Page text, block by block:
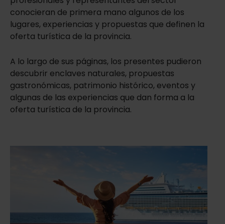
conocieran de primera mano algunos de los
lugares, experiencias y propuestas que definen la
oferta turística de la provincia.
A lo largo de sus páginas, los presentes pudieron
descubrir enclaves naturales, propuestas
gastronómicas, patrimonio histórico, eventos y
algunas de las experiencias que dan forma a la
oferta turística de la provincia.